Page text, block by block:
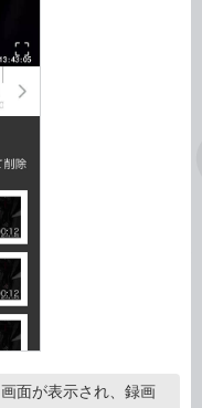
面が表示され、録画